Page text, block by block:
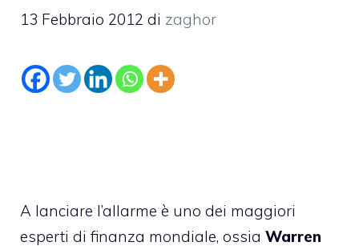
13 Febbraio 2012 di zaghor
A lanciare l’allarme è uno dei maggiori
esperti di finanza mondiale, ossia Warren